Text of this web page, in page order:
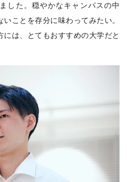
した。穏やかなキャンパスの中
ことを存分に味わってみたい。
には、とてもおすすめの大学だと